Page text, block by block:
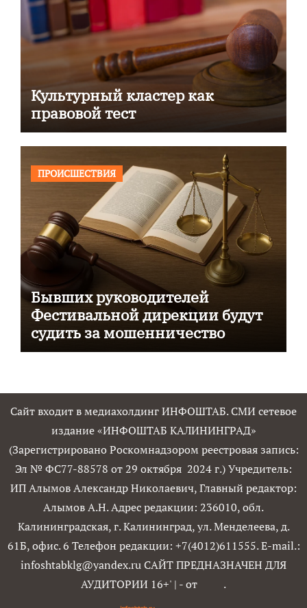
Культурный кластер как
правовой тест
ПРОИСШЕСТВИЯ
Бывших руководителей
Фестивальной дирекции будут
судить за мошенничество
Сайт входит в медиахолдинг ИНФОШТАБ. СМИ сетевое
издание «ИНФОШТАБ КАЛИНИНГРАД»
(Зарегистрировано Роскомнадзором реестровая запись:
Эл № ФС77-88578 от 29 октября 2024 г.) Учредитель:
ИП Алымов Александр Николаевич, Главный редактор:
Алымов А.Н. Адрес редакции: 236010, обл.
Калининградская, г. Калининград, ул. Менделеева, д.
61Б, офис. 6 Телефон редакции: +7(4012)611555. E-mail.:
infoshtabklg@yandex.ru САЙТ ПРЕДНАЗНАЧЕН ДЛЯ
АУДИТОРИИ 16+' | - от .